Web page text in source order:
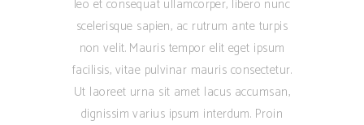
leo et consequat ullamcorper, libero nunc
scelerisque sapien, ac rutrum ante turpis
non velit. Mauris tempor elit eget ipsum
facilisis, vitae pulvinar mauris consectetur.
Ut laoreet urna sit amet lacus accumsan,
dignissim varius ipsum interdum. Proin